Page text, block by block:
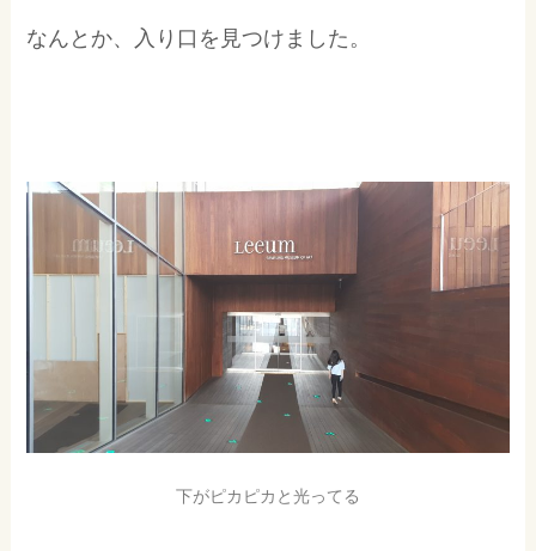
なんとか、入り口を見つけました。
下がピカピカと光ってる